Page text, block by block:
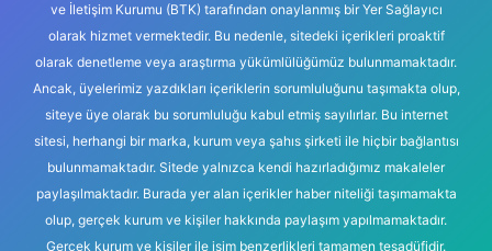
ve İletişim Kurumu (BTK) tarafından onaylanmış bir Yer Sağlayıcı
olarak hizmet vermektedir. Bu nedenle, sitedeki içerikleri proaktif
olarak denetleme veya araştırma yükümlülüğümüz bulunmamaktadır.
Ancak, üyelerimiz yazdıkları içeriklerin sorumluluğunu taşımakta olup,
siteye üye olarak bu sorumluluğu kabul etmiş sayılırlar. Bu internet
sitesi, herhangi bir marka, kurum veya şahıs şirketi ile hiçbir bağlantısı
bulunmamaktadır. Sitede yalnızca kendi hazırladığımız makaleler
paylaşılmaktadır. Burada yer alan içerikler haber niteliği taşımamakta
olup, gerçek kurum ve kişiler hakkında paylaşım yapılmamaktadır.
Gerçek kurum ve kişiler ile isim benzerlikleri tamamen tesadüfidir.